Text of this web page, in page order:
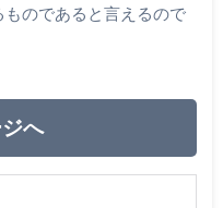
のであると言えるので
へ